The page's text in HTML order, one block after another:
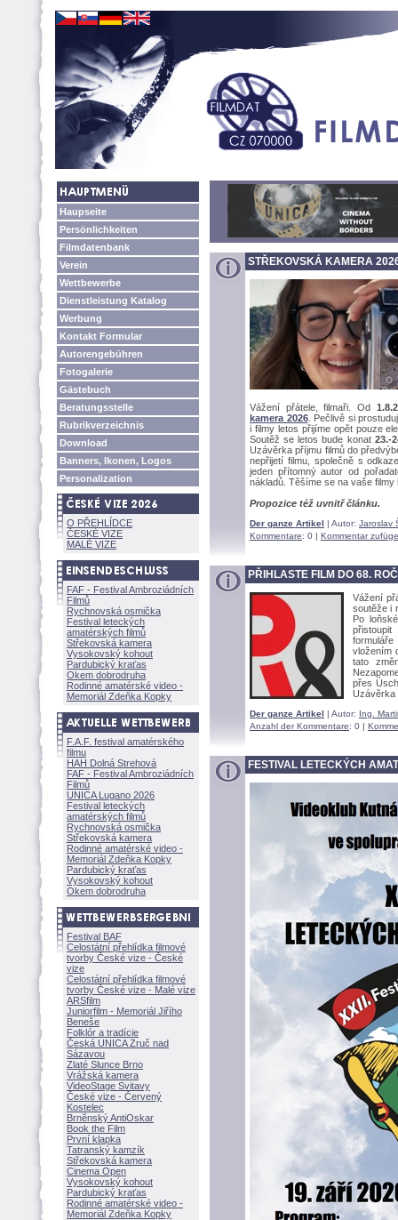
Haupseite
Persönlichkeiten
Filmdatenbank
Verein
Wettbewerbe
Dienstleistung Katalog
Werbung
Kontakt Formular
Autorengebühren
Fotogalerie
Gästebuch
Beratungsstelle
Rubrikverzeichnis
Download
Banners, Ikonen, Logos
Personalization
O PŘEHLÍDCE
ČESKÉ VIZE
MALÉ VIZE
FAF - Festival Ambroziádních
Filmů
Rychnovská osmička
Festival leteckých
amatérských filmů
Střekovská kamera
Vysokovský kohout
Pardubický kraťas
Okem dobrodruha
Rodinné amatérské video -
Memoriál Zdeňka Kopky
F.A.F. festival amatérského
filmu
HAH Dolná Strehov
FAF - Festival Ambroziádních
Filmů
UNICA Lugano 2026
Festival leteckých
amatérských filmů
Rychnovská osmička
Střekovská kamera
Rodinné amatérské video -
Memoriál Zdeňka Kopky
Pardubický kraťas
Vysokovský kohout
Okem dobrodruha
Festival BAF
Celostátní přehlídka filmové
tvorby České vize - České
vize
Celostátní přehlídka filmové
tvorby České vize - Malé vize
ARSfilm
Juniorfilm - Memoriál Jiřího
Beneše
Folklór a tradície
Česká UNICA Zruč nad
Sázavou
Zlaté Slunce Brno
Vrážská kamera
VideoStage Svitavy
České vize - Červený
Kostelec
Brněnský AntiOskar
Book the Film
První klapka
Tatranský kamzík
Střekovská kamera
Cinema Open
Vysokovský kohout
Pardubický kraťas
Rodinné amatérské video -
Memoriál Zdeňka Kopky
STŘEKOVSKÁ KAMERA
Vážení přátele, filmaři. Od
kamera 2026. Pečlivě si
i filmy letos přijíme opět pouze
Soutěž se letos bude konat 23.-
Uzávěrka příjmu filmů do
nepřijetí filmu, společně s
jeden přítomný autor od
nákladů. Těšíme se na vaše
Propozice též uvnitř článku.
Der ganze Artikel | Autor: Jaroslav
Kommentare: 0 | Kommentar
PŘIHLASTE FILM DO 68.
Vážení
soutěže i
Po
vložením
tato
přes
Uzávěrka
Der ganze Artikel | Autor: Ing.
Anzahl der Kommentare: 0 |
FESTIVAL LETECKÝCH